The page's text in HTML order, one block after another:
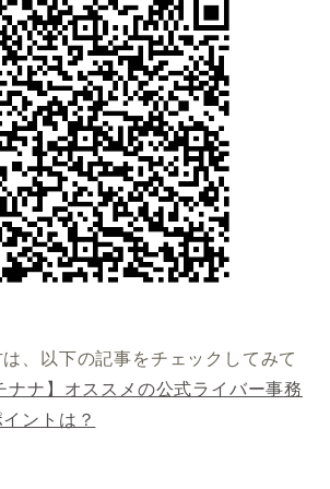
、以下の記事をチェックしてみて
ナナ】オススメの公式ライバー事務
ントは？